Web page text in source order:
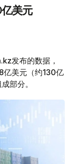
美元
发布的数据，
亿美元（约130亿
部分。